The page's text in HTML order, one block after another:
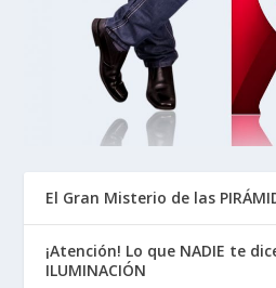
El Gran Misterio de las
¡Atención! Lo que NADIE te
ILUMINACIÓN